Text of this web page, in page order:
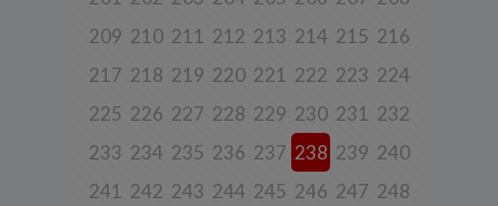
209 210 211 212 213 214 215 216
217 218 219 220 221 222 223 224
225 226 227 228 229 230 231 232
233 234 235 236 237 238 239 240
241 242 243 244 245 246 247 248
użytkownik zarejestruje swoje konto lub skorzysta z usługi
newslettera (podstawa z art. 6 ust. 1 lit. b RODO),
b) dopasowania treści serwisu do zainteresowań użytkownika, a
także wykrywania nadużyć oraz pomiarów statystycznych i
udoskonalenia usług, będącego realizacją naszego prawnie
uzasadnionego interesu (podstawa z art. 6 ust. 1 lit. f RODO),